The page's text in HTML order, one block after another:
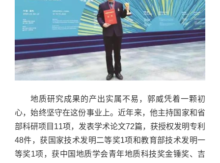
地质研究成果的产出实属不易，郭威凭着一颗初
心，始终坚守在这份事业上。近年来，他主持国家和省
部科研项目11项，发表学术论文72篇，获授权发明专利
48件，获国家技术发明二等奖1项和教育部技术发明一
等奖1项，获中国地质学会青年地质科技奖金锤奖、吉